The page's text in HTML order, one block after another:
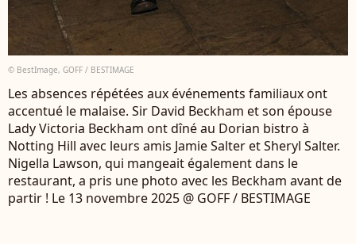
© BestImage, GOFF / BESTIMAGE
Les absences répétées aux événements familiaux ont
accentué le malaise. Sir David Beckham et son épouse
Lady Victoria Beckham ont dîné au Dorian bistro à
Notting Hill avec leurs amis Jamie Salter et Sheryl Salter.
Nigella Lawson, qui mangeait également dans le
restaurant, a pris une photo avec les Beckham avant de
partir ! Le 13 novembre 2025 @ GOFF / BESTIMAGE